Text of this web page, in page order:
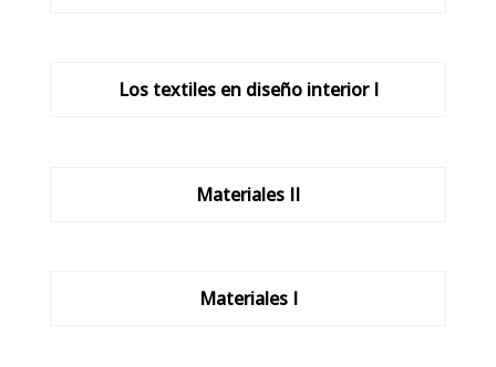
Los textiles en diseño interior I
Materiales II
Materiales I